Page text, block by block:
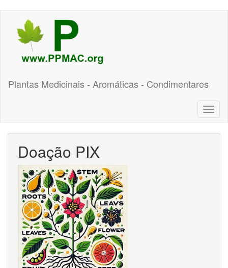
conteúdo
principal
Plantas Medicinais - Aromáticas - Condimentares
Doação PIX